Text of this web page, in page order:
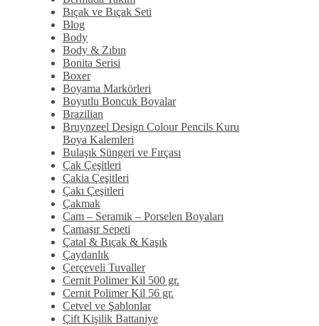
Bıçak ve Bıçak Seti
Blog
Body
Body & Zıbın
Bonita Serisi
Boxer
Boyama Markörleri
Boyutlu Boncuk Boyalar
Brazilian
Bruynzeel Design Colour Pencils Kuru
Boya Kalemleri
Bulaşık Süngeri ve Fırçası
Çak Çeşitleri
Çakia Çeşitleri
Çakı Çeşitleri
Çakmak
Cam – Seramik – Porselen Boyaları
Çamaşır Sepeti
Çatal & Bıçak & Kaşık
Çaydanlık
Çerçeveli Tuvaller
Cernit Polimer Kil 500 gr.
Cernit Polimer Kil 56 gr.
Cetvel ve Şablonlar
Çift Kişilik Battaniye